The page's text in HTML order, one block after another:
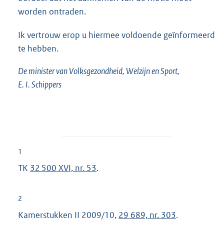
worden ontraden.
Ik vertrouw erop u hiermee voldoende geïnformeerd
te hebben.
De minister van Volksgezondheid, Welzijn en Sport,
E. I. Schippers
1
TK 32 500 XVI, nr. 53.
2
Kamerstukken II 2009/10, 29 689, nr. 303.